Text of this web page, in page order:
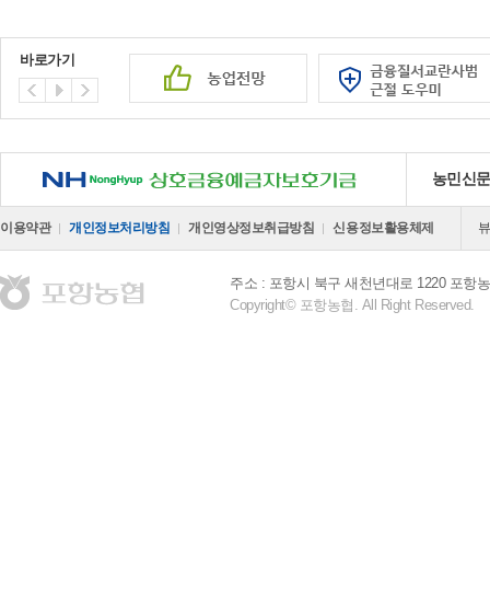
바로가기
NH 상호금융예금자보호기금 농민신
이용약관 개인정보처리방침 개인영상정보취급방침 신용정보활용체제
주소 : 포항시 북구 새천년대로 1220 포항
Copyright© 포항농협. All Right Reserved.